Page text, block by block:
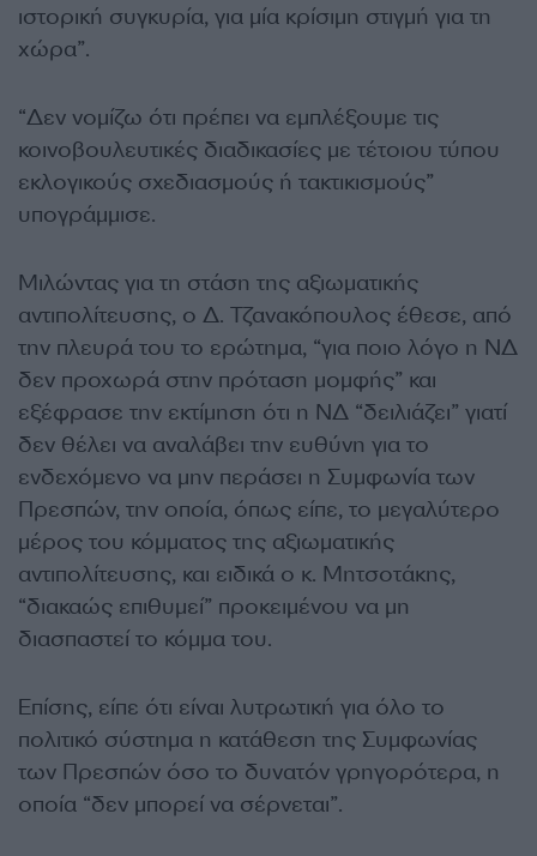
ιστορική συγκυρία, για μία κρίσιμη στιγμή για τη
χώρα”.
“Δεν νομίζω ότι πρέπει να εμπλέξουμε τις
κοινοβουλευτικές διαδικασίες με τέτοιου τύπου
εκλογικούς σχεδιασμούς ή τακτικισμούς”
υπογράμμισε.
Μιλώντας για τη στάση της αξιωματικής
αντιπολίτευσης, ο Δ. Τζανακόπουλος έθεσε, από
την πλευρά του το ερώτημα, “για ποιο λόγο η ΝΔ
δεν προχωρά στην πρόταση μομφής” και
εξέφρασε την εκτίμηση ότι η ΝΔ “δειλιάζει” γιατί
δεν θέλει να αναλάβει την ευθύνη για το
ενδεχόμενο να μην περάσει η Συμφωνία των
Πρεσπών, την οποία, όπως είπε, το μεγαλύτερο
μέρος του κόμματος της αξιωματικής
αντιπολίτευσης, και ειδικά ο κ. Μητσοτάκης,
“διακαώς επιθυμεί” προκειμένου να μη
διασπαστεί το κόμμα του.
Επίσης, είπε ότι είναι λυτρωτική για όλο το
πολιτικό σύστημα η κατάθεση της Συμφωνίας
των Πρεσπών όσο το δυνατόν γρηγορότερα, η
οποία “δεν μπορεί να σέρνεται”.